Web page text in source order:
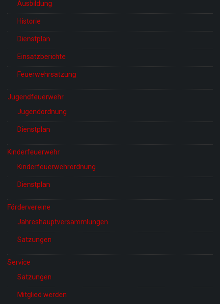
Ausbildung
Historie
Dienstplan
Einsatzberichte
Feuerwehrsatzung
Jugendfeuerwehr
Jugendordnung
Dienstplan
Kinderfeuerwehr
Kinderfeuerwehrordnung
Dienstplan
Fördervereine
Jahreshauptversammlungen
Satzungen
Service
Satzungen
Mitglied werden